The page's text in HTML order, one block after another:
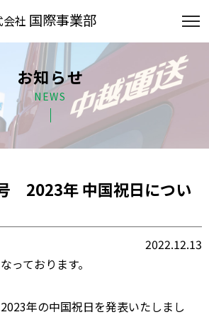
社 国際事業部
お知らせ
NEWS
2023年 中国祝日につい
2022.12.13
っております。
年の中国祝日を発表いたしまし